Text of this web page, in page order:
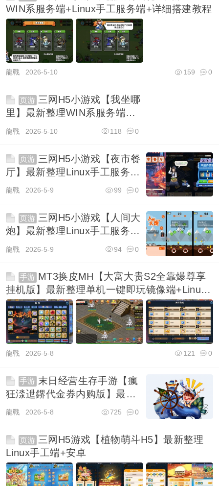
WIN系服务端+Linux手工服务端+详细搭建教程
龍戰2026-5-10 0
159
页游 三网H5小游戏【我坐哪
里】最新整理WIN系服务端
+Linux手工服务端+详细搭建
龍戰2026-5-10 0
118
页游 三网H5小游戏【夜市餐
厅】最新整理Linux手工服务端
+安卓
龍戰2026-5-9 0
99
页游 三网H5小游戏【人间大
炮】最新整理Linux手工服务端
+安卓
龍戰2026-5-9 0
94
手游 MT3换皮MH【大富大贵S2全靠爆尊享
挂机版】最新整理单机一键即玩镜像端+Linux
手工服务
龍戰2026-5-8 0
121
手游 末日经营生存手游【瘋
狂渁迣鎅代金券内购版】最新
整理单机一键即玩镜像端
龍戰2026-5-8 0
725
页游 三网H5游戏【植物萌斗H5】最新整理
Linux手工端+安卓